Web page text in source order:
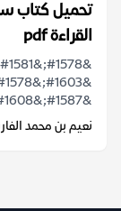
تحميل كتاب
القراءة pdf
&#1587;&#1608;&...
نعيم بن محمد